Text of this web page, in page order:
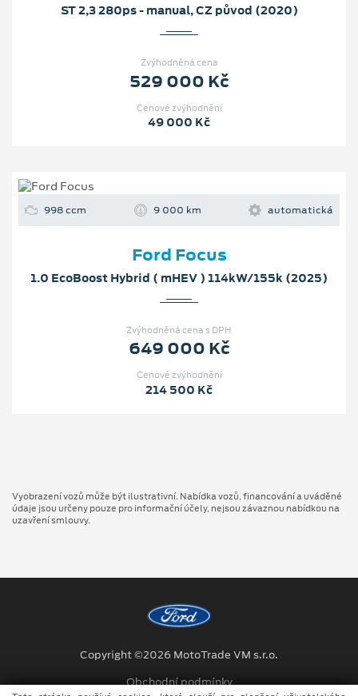
ST 2,3 280ps - manual, CZ původ (2020)
Zvýhodněná cena
529 000 Kč
Cenové zvýhodnění
49 000 Kč
998 ccm 9 000 km automatická
Ford Focus
1.0 EcoBoost Hybrid ( mHEV ) 114kW/155k (2025)
Zvýhodněná cena s DPH
649 000 Kč
Cenové zvýhodnění
214 500 Kč
Vyobrazení vozů může být ilustrativní. Nabídka vozů, financování a uváděné
údaje jsou určeny pouze pro informační účely, nejsou závaznou nabídkou na
uzavření smlouvy.
Copyright ©2026 MotoTrade VM s.r.o.
Obchodní podmínky